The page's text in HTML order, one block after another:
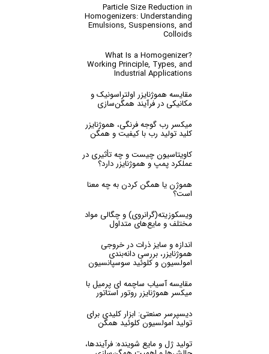
Particle Size Reduction in
Homogenizers: Understanding
Emulsions, Suspensions, and
Colloids
What Is a Homogenizer?
Working Principle, Types, and
Industrial Applications
مقایسه‌ هموژنایزر اولتراسونیک و
مکانیکی در فرآیند همگن‌سازی
میکسر رب گوجه فرنگی، هموژنایزر
کلید تولید رب با کیفیت و همگن
کاویتاسیون چیست و چه تأثیری در
عملکرد پمپ‌ و هموژنایزر دارد؟
هموژن یا همگن کردن به چه معنا
است؟
ویسکوزیته(گرانروی) و چگالی مواد
مختلف و مایع‌های متداول
اندازه و سایز ذرات در خروجی
هموژنایزر، بررسی دانه‌بندی
امولسیون و کلوئید سوسپانسیون
مقایسه آسیاب ساچمه ای پرمیل با
میکسر هموژنایزر روتور استاتور
دیسپرسر صنعتی: ابزار کلیدی برای
تولید امولسیون کلوئید همگن
تولید ژل و مایع شوینده: فرآیندها،